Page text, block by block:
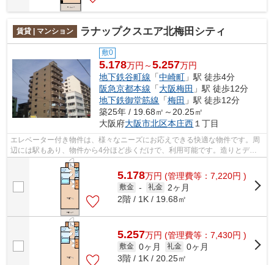
賃貸 | マンション ラナップクスエア北梅田シティ
敷0
5.178万円～5.257万円
地下鉄谷町線 「中崎町 」駅 徒歩4分
阪急京都本線 「大阪梅田 」駅 徒歩12分
地下鉄御堂筋線 「梅田 」駅 徒歩12分
築25年 / 19.68㎡～20.25㎡
大阪府大阪市北区本庄西 １丁目
エレベーター付き物件は、様々なニーズにお応えできる快適な物件です。周
辺には駅もあり、物件から4分ほど歩くだけで、利用可能です。造りとデザ
インに関して、自信をもって情報を提供...
5.178万円 (管理費等：7,220円 )
敷金 - 礼金
2ヶ月
2階 / 1K / 19.68㎡
5.257万円 (管理費等：7,430円 )
敷金 0ヶ月 礼金 0ヶ月
3階 / 1K / 20.25㎡